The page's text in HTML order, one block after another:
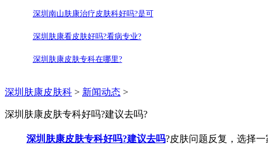
深圳南山肤康治疗皮肤科好吗?是可
深圳肤康看皮肤好吗?看病专业?
深圳肤康皮肤专科在哪里?
深圳肤康皮肤科 > 新闻动态 >
深圳肤康皮肤专科好吗?建议去吗?
深圳肤康皮肤专科好吗?建议去吗?皮肤问题反复，选择